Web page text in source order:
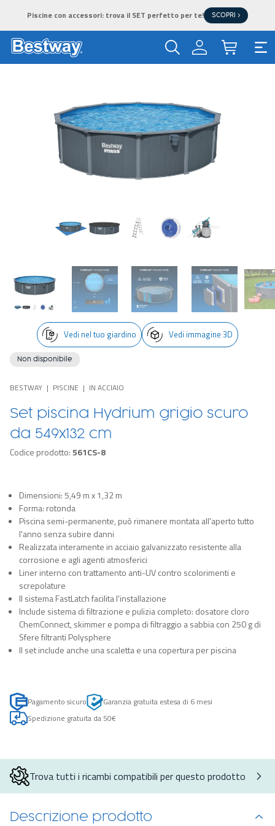
Piscine con accessori: trova il SET perfetto per te! SCOPRI >
Vedi nel tuo giardino Vedi immagine 3D
Non disponibile
BESTWAY PISCINE IN ACCIAIO
Set piscina Hydrium grigio scuro
da 549x132 cm
Codice prodotto:561CS-8
Dimensioni: 5,49 m x 1,32 m
Forma: rotonda
Piscina semi-permanente, può rimanere montata all'aperto tutto
l'anno senza subire danni
Realizzata interamente in acciaio galvanizzato resistente alla
corrosione e agli agenti atmosferici
Liner interno con trattamento anti-UV contro scolorimenti e
screpolature
Il sistema FastLatch facilita l'installazione
Include sistema di filtrazione e pulizia completo: dosatore cloro
ChemConnect, skimmer e pompa di filtraggio a sabbia con 250 g di
Sfere filtranti Polysphere
Il set include anche una scaletta e una copertura per piscina
Pagamento sicuro
Garanzia gratuita estesa di 6 mesi
Spedizione gratuita da 50€
Trova tutti i ricambi compatibili per questo prodotto
Descrizione prodotto